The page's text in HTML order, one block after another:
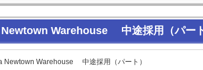
Warehouse 中途採用（パート
Newtown Warehouse 中途採用（パート）